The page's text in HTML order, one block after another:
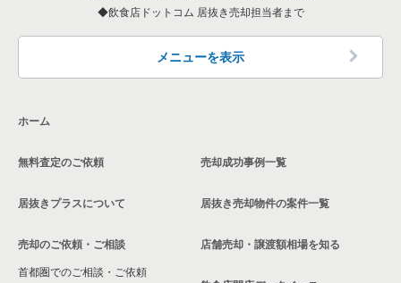
飲食店ドットコム 居抜き売却担当者まで
メニューを表示
ホーム
無料査定のご依頼
居抜きプラスについて
売却のご依頼・ご相談
首都圏でのご相談・ご依頼
売却成功事例一覧
居抜き売却物件の案件一覧
店舗売却・譲渡額相場を知る